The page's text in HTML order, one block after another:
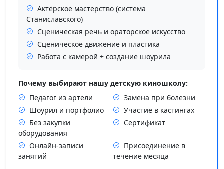
Актёрское мастерство (система
Станиславского)
Сценическая речь и ораторское искусство
Сценическое движение и пластика
Работа с камерой + создание шоурила
Почему выбирают нашу детскую киношколу:
Педагог из артели
Замена при болезни
Шоурил и портфолио
Участие в кастингах
Без закупки
оборудования
Сертификат
Онлайн-записи
занятий
Присоединение в
течение месяца